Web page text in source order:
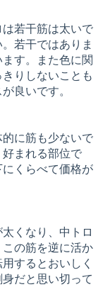
若干筋は太いで
若干ではありま
す。また色に関
りしないことも
良いです。
に筋も少ないで
まれる部位で
くらべて価格が
くなり、中トロ
の筋を逆に活か
するとおいしく
だと思い切って